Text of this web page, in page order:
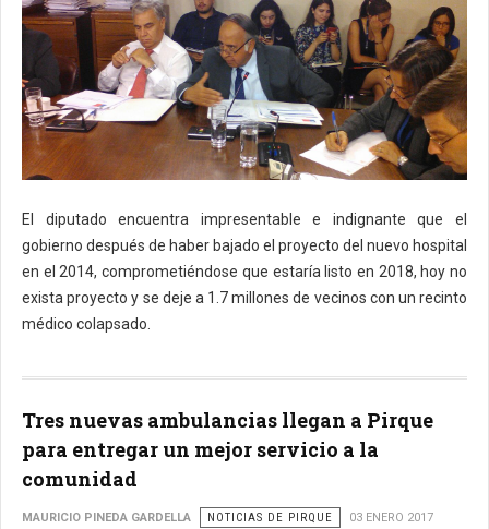
El diputado encuentra impresentable e indignante que el
gobierno después de haber bajado el proyecto del nuevo hospital
en el 2014, comprometiéndose que estaría listo en 2018, hoy no
exista proyecto y se deje a 1.7 millones de vecinos con un recinto
médico colapsado.
Tres nuevas ambulancias llegan a Pirque
para entregar un mejor servicio a la
comunidad
MAURICIO PINEDA GARDELLA NOTICIAS DE PIRQUE
03 ENERO 2017